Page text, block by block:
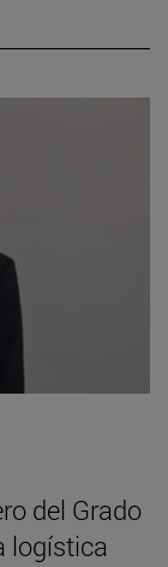
del Grado
logística